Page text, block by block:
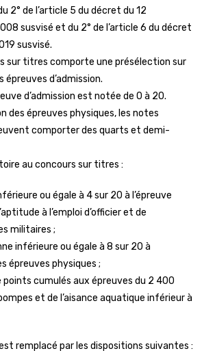
2° de l’article 5 du décret du 12
susvisé et du 2° de l’article 6 du décret
susvisé.
sur titres comporte une présélection sur
épreuves d’admission.
d’admission est notée de 0 à 20.
des épreuves physiques, les notes
comporter des quarts et demi-
au concours sur titres :
ou égale à 4 sur 20 à l’épreuve
à l’emploi d’officier et de
militaires ;
inférieure ou égale à 8 sur 20 à
épreuves physiques ;
cumulés aux épreuves du 2 400
et de l’aisance aquatique inférieur à
est remplacé par les dispositions suivantes :